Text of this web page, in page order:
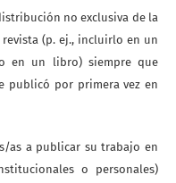
no exclusiva de la
(p. ej., incluirlo en un
en un libro) siempre que
publicó por primera vez en
as a publicar su trabajo en
o personales)